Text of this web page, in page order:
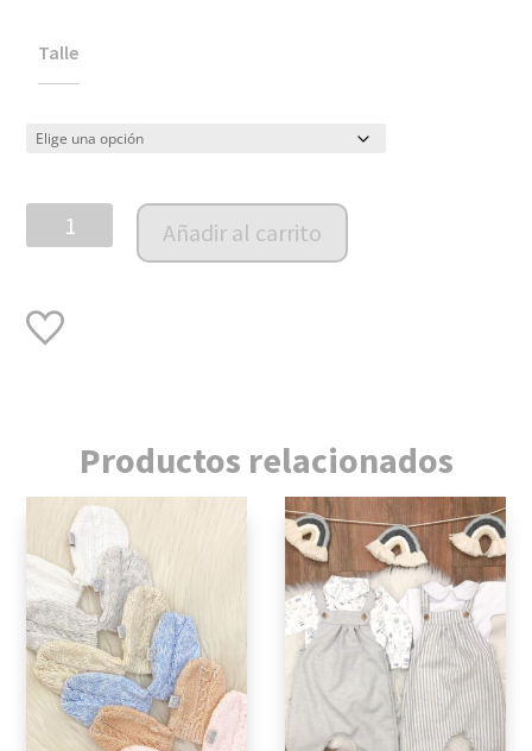
Talle
Enterito
Tejido
cantidad
Añadir al carrito
Productos relacionados